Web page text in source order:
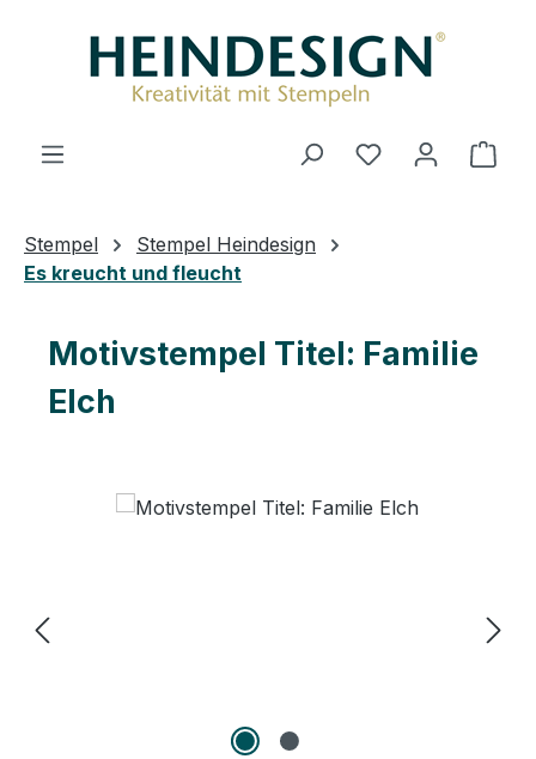
Du hast 0
Stempel
Stempel Heindesign
Es kreucht und fleucht
Motivstempel Titel: Familie
Elch